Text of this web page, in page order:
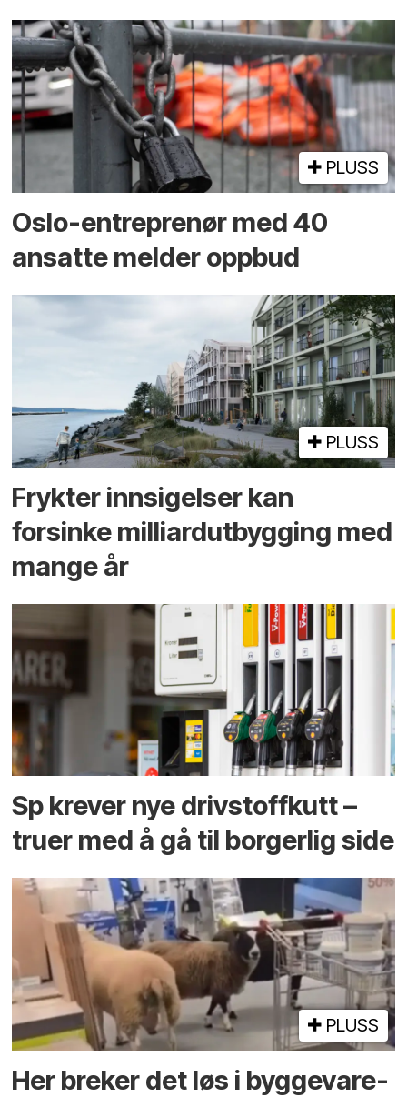
PLUSS
Oslo-entreprenør med 40
ansatte melder oppbud
PLUSS
Frykter innsigelser kan
forsinke milliard­utbygging med
mange år
Sp krever nye drivstoffkutt –
truer med å gå til borgerlig side
PLUSS
Her breker det løs i bygge­vare­